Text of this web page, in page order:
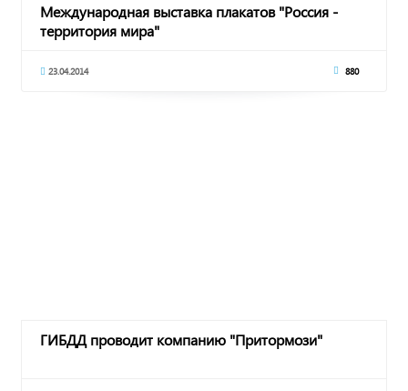
Международная выставка плакатов "Россия -
территория мира"
23.04.2014 880
ГИБДД проводит компанию "Притормози"